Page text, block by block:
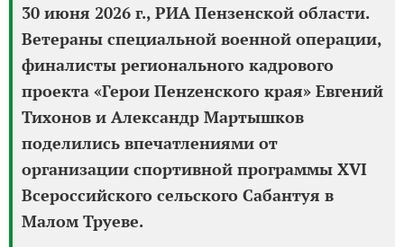
30 июня 2026 г., РИА Пензенской области.
Ветераны специальной военной операции,
финалисты регионального кадрового
проекта «Герои Пенzенского края» Евгений
Тихонов и Александр Мартышков
поделились впечатлениями от
организации спортивной программы XVI
Всероссийского сельского Сабантуя в
Малом Труеве.